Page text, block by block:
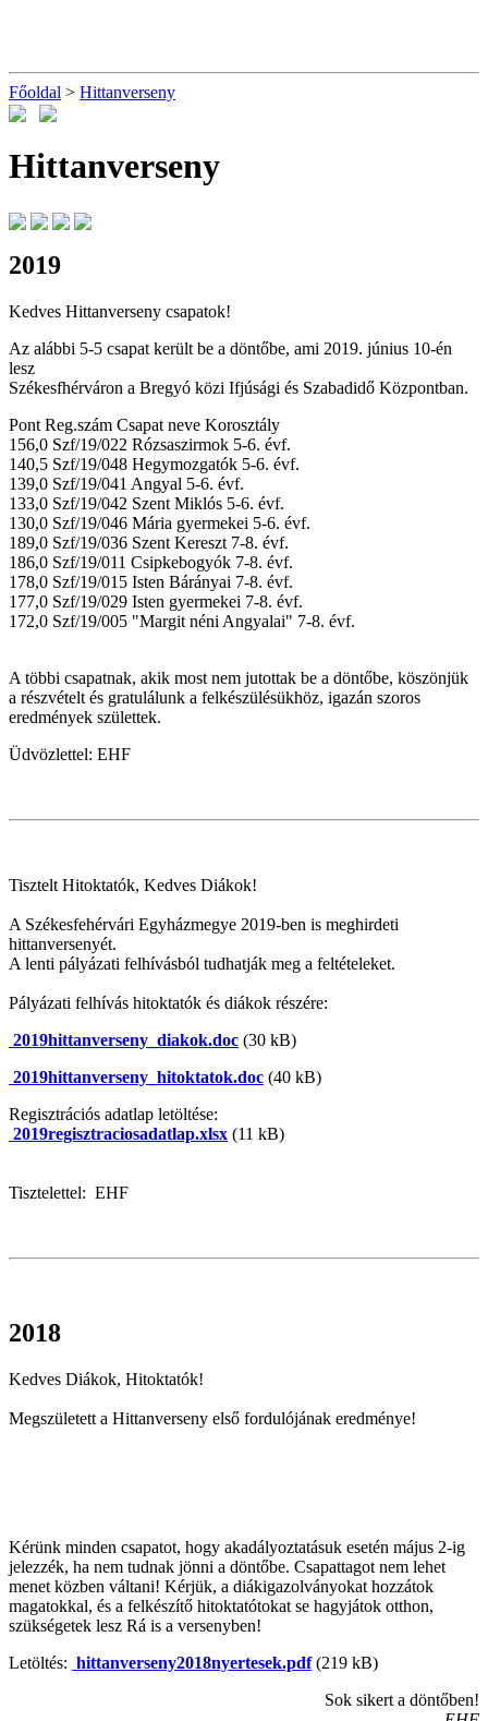
Főoldal > Hittanverseny
Hittanverseny
2019
Kedves Hittanverseny csapatok!
Az alábbi 5-5 csapat került be a döntőbe, ami 2019. június 10-én
lesz
Székesfhérváron a Bregyó közi Ifjúsági és Szabadidő Központban.
Pont Reg.szám Csapat neve Korosztály
156,0 Szf/19/022 Rózsaszirmok 5-6. évf.
140,5 Szf/19/048 Hegymozgatók 5-6. évf.
139,0 Szf/19/041 Angyal 5-6. évf.
133,0 Szf/19/042 Szent Miklós 5-6. évf.
130,0 Szf/19/046 Mária gyermekei 5-6. évf.
189,0 Szf/19/036 Szent Kereszt 7-8. évf.
186,0 Szf/19/011 Csipkebogyók 7-8. évf.
178,0 Szf/19/015 Isten Bárányai 7-8. évf.
177,0 Szf/19/029 Isten gyermekei 7-8. évf.
172,0 Szf/19/005 "Margit néni Angyalai" 7-8. évf.
A többi csapatnak, akik most nem jutottak be a döntőbe, köszönjük
a részvételt és gratulálunk a felkészülésükhöz, igazán szoros
eredmények születtek.
Üdvözlettel: EHF
Tisztelt Hitoktatók, Kedves Diákok!
A Székesfehérvári Egyházmegye 2019-ben is meghirdeti
hittanversenyét.
A lenti pályázati felhívásból tudhatják meg a feltételeket.
Pályázati felhívás hitoktatók és diákok részére:
2019hittanverseny_diakok.doc (30 kB)
2019hittanverseny_hitoktatok.doc (40 kB)
Regisztrációs adatlap letöltése:
2019regisztraciosadatlap.xlsx (11 kB)
Tisztelettel: EHF
2018
Kedves Diákok, Hitoktatók!
Megszületett a Hittanverseny első fordulójának eredménye!
Kérünk minden csapatot, hogy akadályoztatásuk esetén május 2-ig
jelezzék, ha nem tudnak jönni a döntőbe. Csapattagot nem lehet
menet közben váltani! Kérjük, a diákigazolványokat hozzátok
magatokkal, és a felkészítő hitoktatótokat se hagyjátok otthon,
szükségetek lesz Rá is a versenyben!
Letöltés: hittanverseny2018nyertesek.pdf(219 kB)
Sok sikert a döntőben!